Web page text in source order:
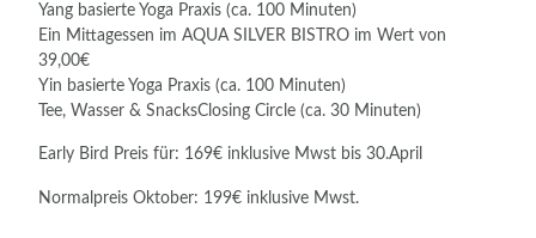
Yang basierte Yoga Praxis (ca. 100 Minuten)
Ein Mittagessen im AQUA SILVER BISTRO im Wert von
39,00€
Yin basierte Yoga Praxis (ca. 100 Minuten)
Tee, Wasser & SnacksClosing Circle (ca. 30 Minuten)
Early Bird Preis für: 169€ inklusive Mwst bis 30.April
Normalpreis Oktober: 199€ inklusive Mwst.